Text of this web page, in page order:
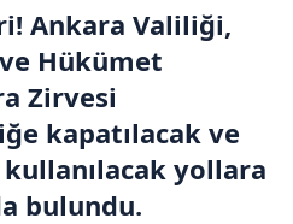
Ankara Valiliği,
Hükümet
Zirvesi
kapatılacak ve
yollara
bulundu.